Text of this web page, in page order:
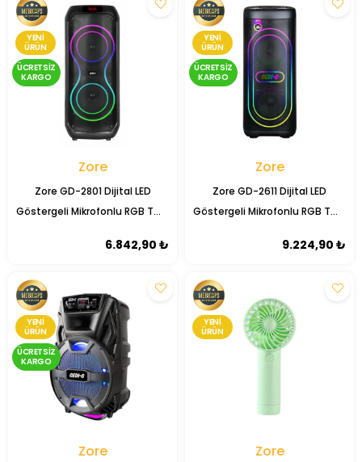
Zore
Zore GD-2801 Dijital LED
Göstergeli Mikrofonlu RGB TWS
Kablosuz Karaoke Hoparlör
YENI
ÜRÜN
ÜCRETSIZ
KARGO
6.842,90 ₺
Zore
Zore GD-2611 Dijital LED
Göstergeli Mikrofonlu RGB TWS
Kablosuz Karaoke Hoparlör
YENI
ÜRÜN
ÜCRETSIZ
KARGO
9.224,90 ₺
Zore
YENI
ÜRÜN
ÜCRETSIZ
KARGO
Zore
YENI
ÜRÜN